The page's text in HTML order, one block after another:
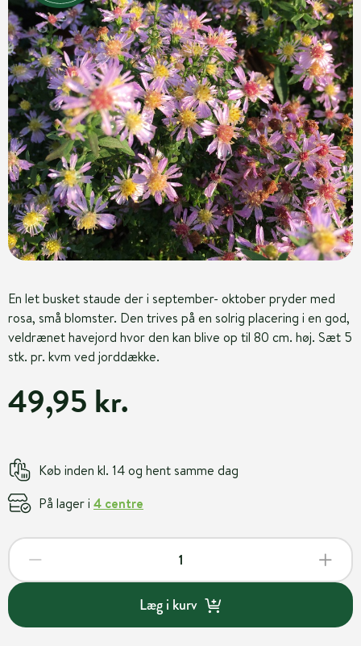
En let busket staude der i september- oktober pryder med
rosa, små blomster. Den trives på en solrig placering i en god,
veldrænet havejord hvor den kan blive op til 80 cm. høj. Sæt 5
stk. pr. kvm ved jorddække.
49,95 kr.
Køb inden kl. 14 og hent samme dag
På lager i 4 centre
Læg i kurv